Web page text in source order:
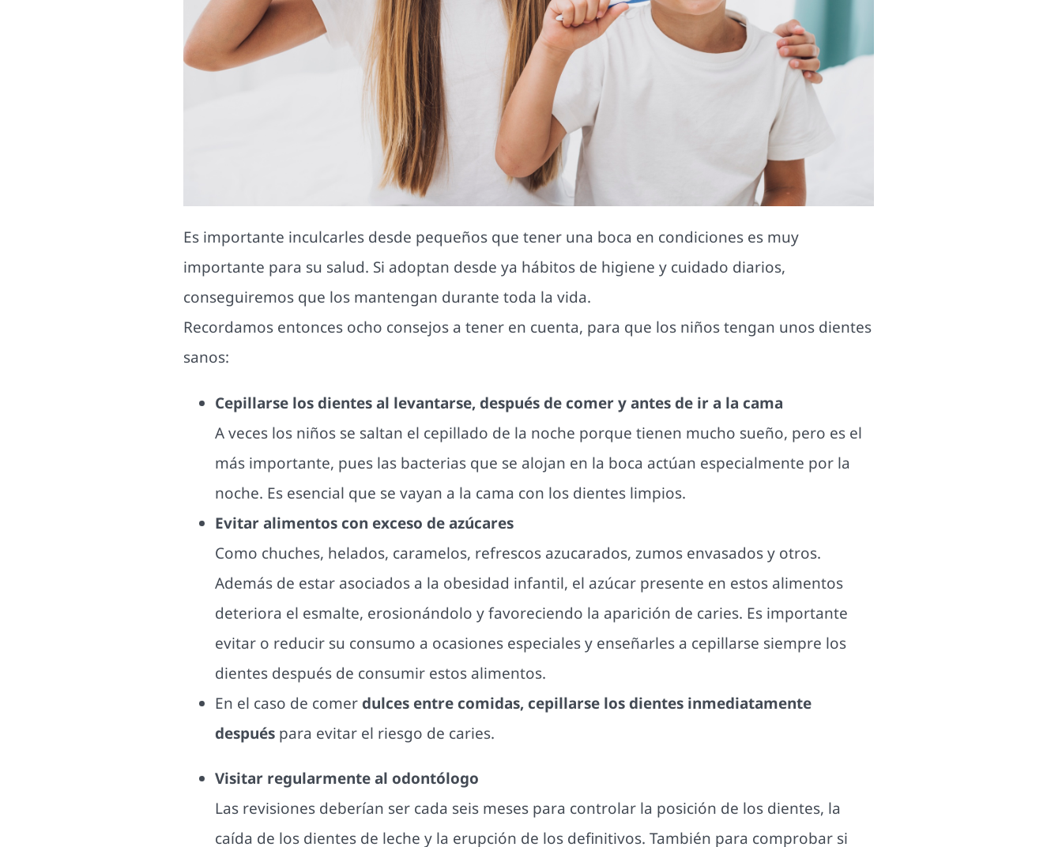
Es importante inculcarles desde pequeños que tener una boca en condiciones es muy
importante para su salud. Si adoptan desde ya hábitos de higiene y cuidado diarios,
conseguiremos que los mantengan durante toda la vida.
Recordamos entonces ocho consejos a tener en cuenta, para que los niños tengan unos dientes
sanos:
Cepillarse los dientes al levantarse, después de comer y antes de ir a la cama
A veces los niños se saltan el cepillado de la noche porque tienen mucho sueño, pero es el
más importante, pues las bacterias que se alojan en la boca actúan especialmente por la
noche. Es esencial que se vayan a la cama con los dientes limpios.
Evitar alimentos con exceso de azúcares
Como chuches, helados, caramelos, refrescos azucarados, zumos envasados y otros.
Además de estar asociados a la obesidad infantil, el azúcar presente en estos alimentos
deteriora el esmalte, erosionándolo y favoreciendo la aparición de caries. Es importante
evitar o reducir su consumo a ocasiones especiales y enseñarles a cepillarse siempre los
dientes después de consumir estos alimentos.
En el caso de comer dulces entre comidas, cepillarse los dientes inmediatamente
despuéspara evitar el riesgo de caries.
Visitar regularmente al odontólogo
Las revisiones deberían ser cada seis meses para controlar la posición de los dientes, la
caída de los dientes de leche y la erupción de los definitivos. También para comprobar si